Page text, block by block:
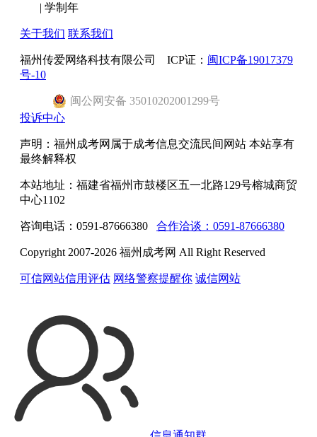
| 学制年
关于我们 联系我们
福州传爱网络科技有限公司 ICP证： 闽ICP备19017379
号-10
闽公网安备 35010202001299号
投诉中心
声明：福州成考网属于成考信息交流民间网站 本站享有
最终解释权
本站地址：福建省福州市鼓楼区五一北路129号榕城商贸
中心1102
咨询电话：0591-87666380 合作洽谈：0591-87666380
Copyright 2007-2026 福州成考网 All Right Reserved
可信网站信用评估 网络警察提醒你 诚信网站